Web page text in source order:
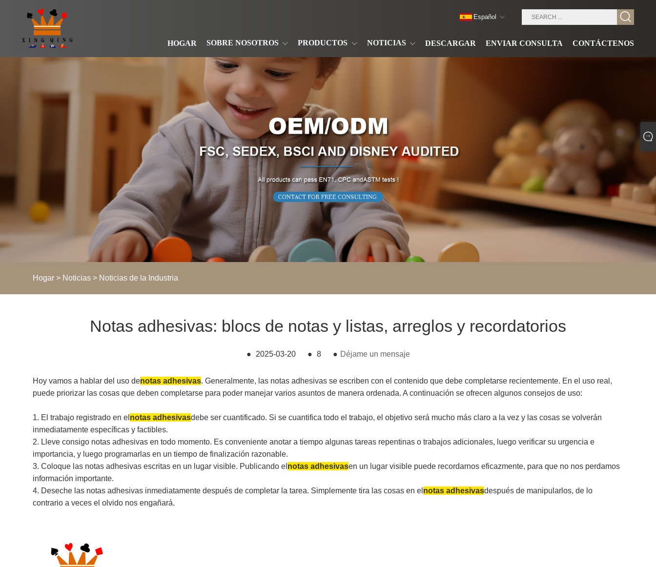
HOGAR SOBRE NOSOTROS PRODUCTOS NOTICIAS DESCARGAR ENVIAR CONSULTA CONTÁCTENOS
Español
Hogar > Noticias > Noticias de la Industria
Notas adhesivas: blocs de notas y listas, arreglos y recordatorios
● 2025-03-20 ● 8 ● Déjame un mensaje
Hoy vamos a hablar del uso denotas adhesivas. Generalmente, las notas adhesivas se escriben con el contenido que debe completarse recientemente. En el uso real,
puede priorizar las cosas que deben completarse para poder manejar varios asuntos de manera ordenada. A continuación se ofrecen algunos consejos de uso:
1. El trabajo registrado en el notas adhesivasdebe ser cuantificado. Si se cuantifica todo el trabajo, el objetivo será mucho más claro a la vez y las cosas se volverán
inmediatamente específicas y factibles.
2. Lleve consigo notas adhesivas en todo momento. Es conveniente anotar a tiempo algunas tareas repentinas o trabajos adicionales, luego verificar su urgencia e
importancia, y luego programarlas en un tiempo de finalización razonable.
3. Coloque las notas adhesivas escritas en un lugar visible. Publicando el notas adhesivasen un lugar visible puede recordarnos eficazmente, para que no nos perdamos
información importante.
4. Deseche las notas adhesivas inmediatamente después de completar la tarea. Simplemente tira las cosas en el notas adhesivasdespués de manipularlos, de lo
contrario a veces el olvido nos engañará.